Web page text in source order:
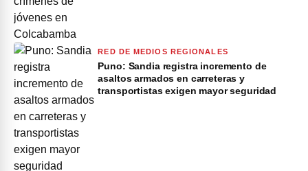
RED DE MEDIOS REGIONALES
Puno: Sandia registra incremento de
asaltos armados en carreteras y
transportistas exigen mayor seguridad